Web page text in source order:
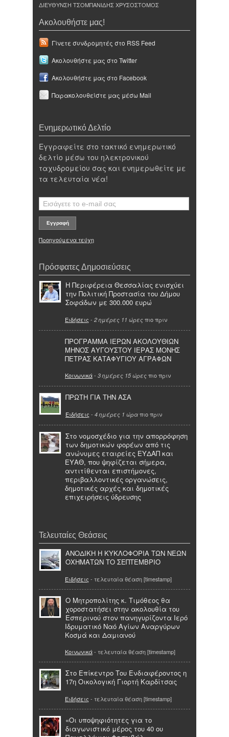
ΔΙΕΥΘΥΝΣΗ ΤΣΟΜΠΑΝΙΔΗΣ ΧΡΥΣΟΣΤΟΜΟΣ
Ακολουθήστε μας!
Γίνετε συνδρομητές στο RSS Feed
Ακολουθήστε μας στο Twitter
Ακολουθήστε μας στο Facebook
Παρακολουθείστε μας μέσω Mail
Ενημερωτικό Δελτίο
Εγγραφείτε στο τακτικό ενημερωτικό
δελτίο μέσω του ηλεκτρονικού
ταχυδρομείου σας και ενημερωθείτε με
τα τελευταία νέα!
Προηγούμενα τεύχη
Πρόσφατες Δημοσιεύσεις
Η Περιφέρεια Θεσσαλίας ενισχύει
την Πολιτική Προστασία του Δήμου
Σοφάδων με 300.000 ευρώ
Ειδήσεις - 2 ημέρες 11 ώρες πιο πριν
ΠΡΟΓΡΑΜΜΑ ΙΕΡΩΝ ΑΚΟΛΟΥΘΙΩΝ
ΜΗΝΟΣ ΑΥΓΟΥΣΤΟΥ ΙΕΡΑΣ ΜΟΝΗΣ
ΠΕΤΡΑΣ ΚΑΤΑΦΥΓΙΟΥ ΑΓΡΑΦΩΝ
Κοινωνικά- 3 ημέρες 15 ώρες πιο πριν
ΠΡΩΤΗ ΓΙΑ ΤΗΝ ΑΣΑ
Ειδήσεις - 4 ημέρες 1 ώρα πιο πριν
Στο νομοσχέδιο για την απορρόφηση
των δημοτικών φορέων από τις
ανώνυμες εταιρείες ΕΥΔΑΠ και
ΕΥΑΘ, που ψηφίζεται σήμερα,
αντιτίθενται επιστήμονες,
περιβαλλοντικές οργανώσεις,
δημοτικές αρχές και δημοτικές
επιχειρήσεις ύδρευσης
Τελευταίες Θεάσεις
ΑΝΟΔΙΚΗ Η ΚΥΚΛΟΦΟΡΙΑ ΤΩΝ ΝΕΩΝ
ΟΧΗΜΑΤΩΝ ΤΟ ΣΕΠΤΕΜΒΡΙΟ
Ειδήσεις - τελευταία θέαση [timestamp]
Ο Μητροπολίτης κ. Τιμόθεος θα
χοροστατήσει στην ακολουθία του
Εσπερινού στον πανηγυρίζοντα Ιερό
Ιδρυματικό Ναό Αγίων Αναργύρων
Κοσμά και Δαμιανού
Κοινωνικά- τελευταία θέαση [timestamp]
Στο Επίκεντρο Του Ενδιαφέροντος η
17η Οικολογική Γιορτή Καρδίτσας
Ειδήσεις - τελευταία θέαση [timestamp]
«Οι υποψηφιότητες για το
διαγωνιστικό μέρος του 40 ου